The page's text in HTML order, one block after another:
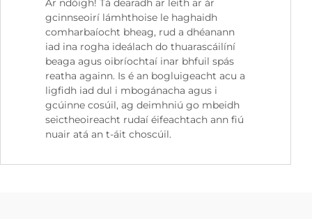
Ar ndóigh! Tá dearadh ar leith ar ár
gcinnseoirí lámhthoise le haghaidh
comharbaíocht bheag, rud a dhéanann
iad ina rogha ideálach do thuarascáilíní
beaga agus oibríochtaí inar bhfuil spás
reatha againn. Is é an bogluigeacht acu a
ligfidh iad dul i mbogánacha agus i
gcúinne cosúil, ag deimhniú go mbeidh
seictheoireacht rudaí éifeachtach ann fiú
nuair atá an t-áit choscúil.